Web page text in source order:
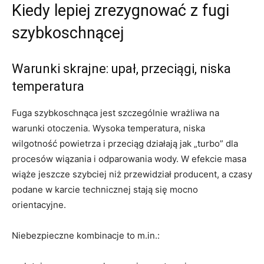
Kiedy lepiej zrezygnować z fugi
szybkoschnącej
Warunki skrajne: upał, przeciągi, niska
temperatura
Fuga szybkoschnąca jest szczególnie wrażliwa na
warunki otoczenia. Wysoka temperatura, niska
wilgotność powietrza i przeciąg działają jak „turbo” dla
procesów wiązania i odparowania wody. W efekcie masa
wiąże jeszcze szybciej niż przewidział producent, a czasy
podane w karcie technicznej stają się mocno
orientacyjne.
Niebezpieczne kombinacje to m.in.: